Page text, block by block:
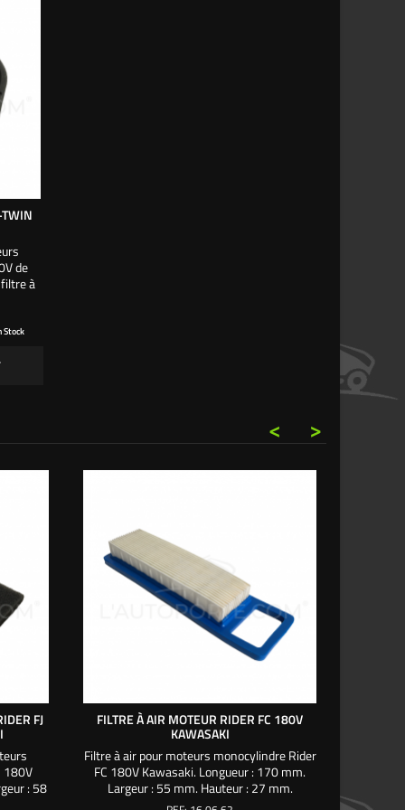
de
à
Stock
>
<
FJ
180V
: 58
FILTRE À AIR MOTEUR RIDER FC 180V
KAWASAKI
Filtre à air pour moteurs monocylindre Rider
FC 180V Kawasaki. Longueur : 170 mm.
Largeur : 55 mm. Hauteur : 27 mm.
Longueur avec poignée : 205 mm. Utilisez la